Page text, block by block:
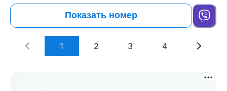
Показать номер
1 2 3 4